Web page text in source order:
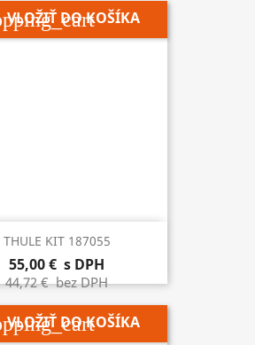
VLOŽIŤ DO KOŠÍKA
THULE KIT 187055
55,00 € s DPH
44,72 €bez DPH
VLOŽIŤ DO KOŠÍKA